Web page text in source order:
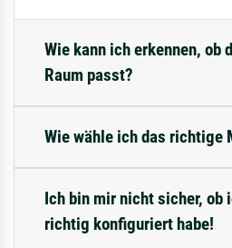
Wie kann ich erkennen, ob
Raum passt?
Wie wähle ich das richtige
Ich bin mir nicht sicher, ob
richtig konfiguriert habe!